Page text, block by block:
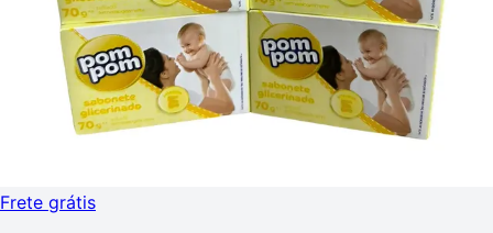
Frete grátis